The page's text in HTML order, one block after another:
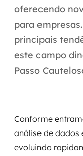
RPA e
AI Day
Transformar
Data Analytics
Data Platforms
Business
oferecendo
para
principais
este campo
Passo
Conforme
análise de
evoluindo